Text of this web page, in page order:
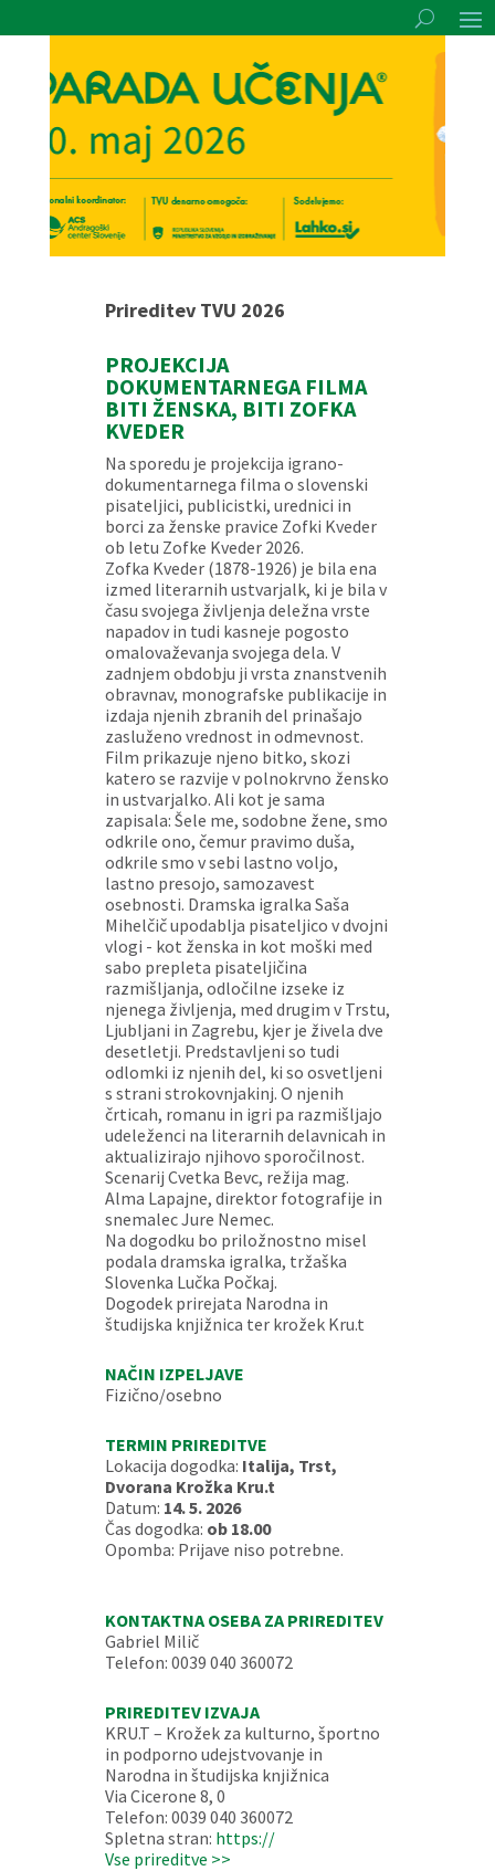
Prireditev TVU 2026
PROJEKCIJA
DOKUMENTARNEGA FILMA
BITI ŽENSKA, BITI ZOFKA
KVEDER
Na sporedu je projekcija igrano-
dokumentarnega filma o slovenski
pisateljici, publicistki, urednici in
borci za ženske pravice Zofki Kveder
ob letu Zofke Kveder 2026.
Zofka Kveder (1878-1926) je bila ena
izmed literarnih ustvarjalk, ki je bila v
času svojega življenja deležna vrste
napadov in tudi kasneje pogosto
omalovaževanja svojega dela. V
zadnjem obdobju ji vrsta znanstvenih
obravnav, monografske publikacije in
izdaja njenih zbranih del prinašajo
zasluženo vrednost in odmevnost.
Film prikazuje njeno bitko, skozi
katero se razvije v polnokrvno žensko
in ustvarjalko. Ali kot je sama
zapisala: Šele me, sodobne žene, smo
odkrile ono, čemur pravimo duša,
odkrile smo v sebi lastno voljo,
lastno presojo, samozavest
osebnosti. Dramska igralka Saša
Mihelčič upodablja pisateljico v dvojni
vlogi - kot ženska in kot moški med
sabo prepleta pisateljičina
razmišljanja, odločilne izseke iz
njenega življenja, med drugim v Trstu,
Ljubljani in Zagrebu, kjer je živela dve
desetletji. Predstavljeni so tudi
odlomki iz njenih del, ki so osvetljeni
s strani strokovnjakinj. O njenih
črticah, romanu in igri pa razmišljajo
udeleženci na literarnih delavnicah in
aktualizirajo njihovo sporočilnost.
Scenarij Cvetka Bevc, režija mag.
Alma Lapajne, direktor fotografije in
snemalec Jure Nemec.
Na dogodku bo priložnostno misel
podala dramska igralka, tržaška
Slovenka Lučka Počkaj.
Dogodek prirejata Narodna in
študijska knjižnica ter krožek Kru.t
NAČIN IZPELJAVE
Fizično/osebno
TERMIN PRIREDITVE
Lokacija dogodka: Italija, Trst,
Dvorana Krožka Kru.t
Datum: 14. 5. 2026
Čas dogodka: ob 18.00
Opomba: Prijave niso potrebne.
KONTAKTNA OSEBA ZA PRIREDITEV
Gabriel Milič
Telefon: 0039 040 360072
PRIREDITEV IZVAJA
KRU.T – Krožek za kulturno, športno
in podporno udejstvovanje in
Narodna in študijska knjižnica
Via Cicerone 8, 0
Telefon: 0039 040 360072
Spletna stran: https://
Vse prireditve >>